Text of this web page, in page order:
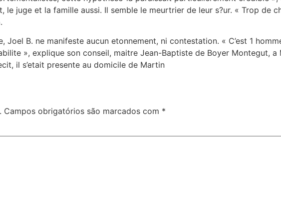
juge et la famille aussi. Il semble le meurtrier de leur s?ur. « Trop de
Joel B. ne manifeste aucun etonnement, ni contestation. « C’est 1
», explique son conseil, maitre Jean-Baptiste de Boyer Montegut, a
il s’etait presente au domicile de Martin
Campos obrigatórios são marcados com *